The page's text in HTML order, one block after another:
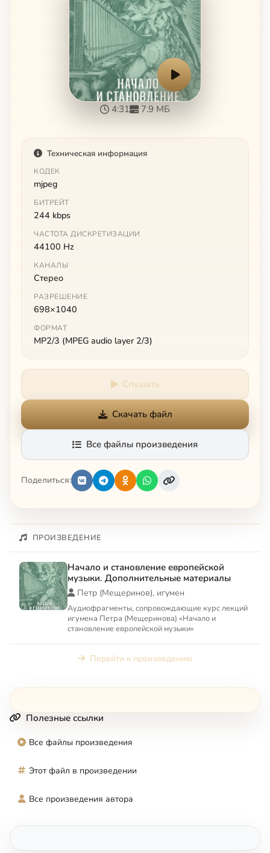
4:31 7.9 МБ
Техническая информация
КОДЕК
mjpeg
БИТРЕЙТ
244 kbps
ЧАСТОТА ДИСКРЕТИЗАЦИИ
44100 Hz
КАНАЛЫ
Стерео
РАЗРЕШЕНИЕ
698×1040
ФОРМАТ
MP2/3 (MPEG audio layer 2/3)
Слушать
Скачать файл
Все файлы произведения
Поделиться:
ПРОИЗВЕДЕНИЕ
Начало и становление европейской
музыки. Дополнительные материалы
Петр (Мещеринов), игумен
Аудиофрагменты, сопровождающие курс лекций
игумена Петра (Мещеринова) «Начало и
становление европейской музыки»
Перейти к произведению
Полезные ссылки
Все файлы произведения
Этот файл в произведении
Все произведения автора